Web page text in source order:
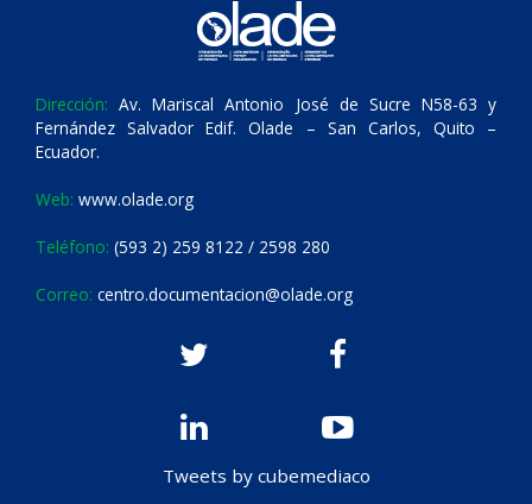
Dirección: Av. Mariscal Antonio José de Sucre N58-63 y
Fernández Salvador Edif. Olade – San Carlos, Quito –
Ecuador.
Web: www.olade.org
Teléfono: (593 2) 259 8122 / 2598 280
Correo: centro.documentacion@olade.org
Tweets by cubemediaco